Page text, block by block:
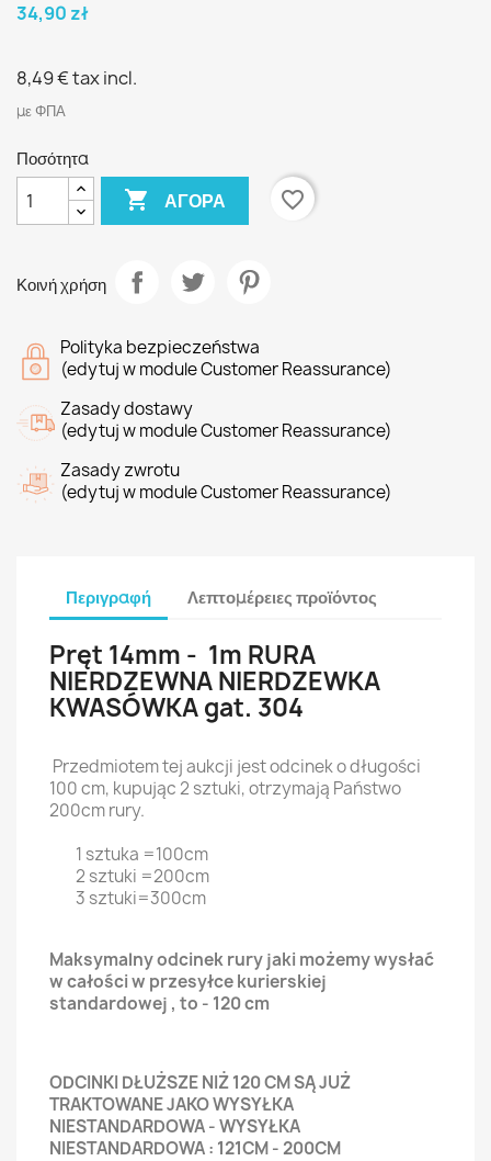
34,90 zł
8,49 €tax incl.
με ΦΠΑ
Ποσότητα
 ΑΓΟΡΆ favorite_border
Κοινή χρήση
Polityka bezpieczeństwa
(edytuj w module Customer Reassurance)
Zasady dostawy
(edytuj w module Customer Reassurance)
Zasady zwrotu
(edytuj w module Customer Reassurance)
Περιγραφή Λεπτομέρειες προϊόντος
Pręt 14mm - 1m RURA
NIERDZEWNA NIERDZEWKA
KWASÓWKA gat. 304
Przedmiotem tej aukcji jest odcinek o długości
100 cm, kupując 2 sztuki, otrzymają Państwo
200cm rury.
1 sztuka =100cm
2 sztuki =200cm
3 sztuki=300cm
Maksymalny odcinek rury jaki możemy wysłać
w całości w przesyłce kurierskiej
standardowej , to - 120 cm
ODCINKI DŁUŻSZE NIŻ 120 CM SĄ JUŻ
TRAKTOWANE JAKO WYSYŁKA
NIESTANDARDOWA - WYSYŁKA
NIESTANDARDOWA : 121CM - 200CM